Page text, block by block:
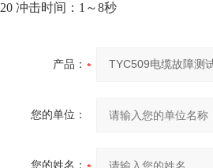
20 冲击时间：1～8秒
产品：
您的单位：
您的姓名：